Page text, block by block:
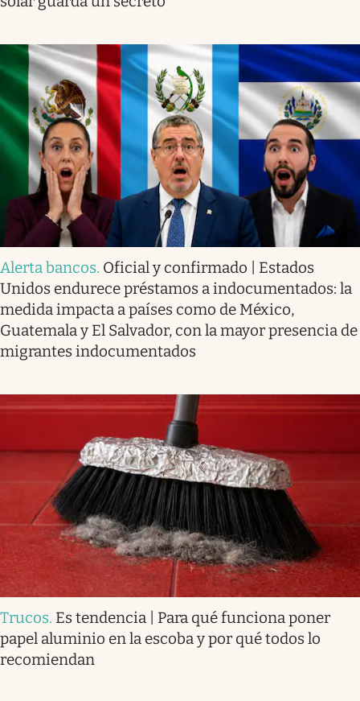
Alerta bancos. Oficial y confirmado | Estados
Unidos endurece préstamos a indocumentados: la
medida impacta a países como de México,
Guatemala y El Salvador, con la mayor presencia de
migrantes indocumentados
Trucos. Es tendencia | Para qué funciona poner
papel aluminio en la escoba y por qué todos lo
recomiendan